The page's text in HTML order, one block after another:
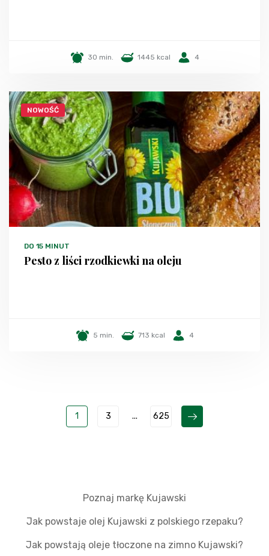
30 min. 1445 kcal 4
NOWOŚĆ
DO 15 MINUT
Pesto z liści rzodkiewki na oleju
5 min. 713 kcal 4
1 3 ... 625
Poznaj markę Kujawski
Jak powstaje olej Kujawski z polskiego rzepaku?
Jak powstają oleje tłoczone na zimno Kujawski?